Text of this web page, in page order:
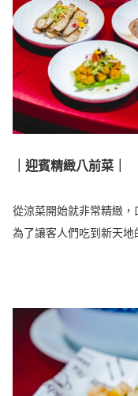
｜迎賓精緻八前菜｜
從涼菜開始就非常精緻
為了讓客人們吃到新天地